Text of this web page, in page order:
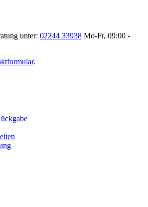
unter: 02244 33938 Mo-Fr, 09:00 -
.